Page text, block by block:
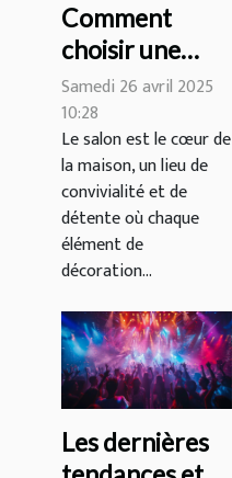
Comment
choisir une
table basse en
verre qui
transforme
votre salon
Samedi 26 avril 2025
10:28
Le salon est le cœur de
la maison, un lieu de
convivialité et de
détente où chaque
élément de
décoration...
Les dernières